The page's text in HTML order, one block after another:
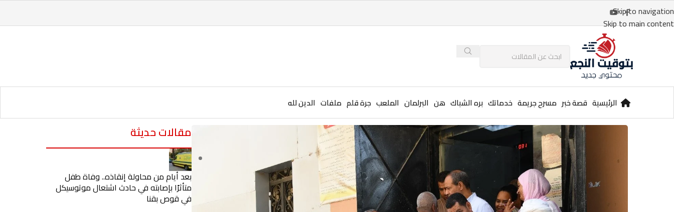
Skip to navigation
Skip to main content
الرئيسية قصة خبر مسرح جريمة خدماتك بره الشباك هن البرلمان الملعب جرة قلم ملفات الدين لله
مقالات حديثة
بعد أيام من محاولة إنقاذه.. وفاة طفل
متأثرًا بإصابته في حادث اشتعال موتوسيكل
في قوص بقنا